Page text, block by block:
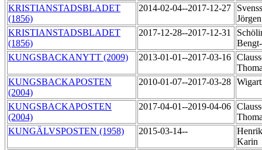
KRISTIANSTADSBLADET
(1856)
2014-02-04--2017-12-27
KRISTIANSTADSBLADET
(1856)
2017-12-28--2017-12-31
KUNGSBACKANYTT (2009)
2013-01-01--2017-03-16
KUNGSBACKAPOSTEN
(2004)
2010-01-07--2017-03-28
KUNGSBACKAPOSTEN
(2004)
2017-04-01--2019-04-06
KUNGÄLVSPOSTEN (1958)
2015-03-14--
Karin